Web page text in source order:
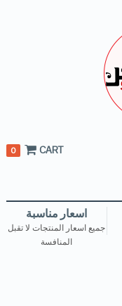
CART
0
اسعار مناسبة
جميع اسعار المنتجات لا تقبل
المنافسة